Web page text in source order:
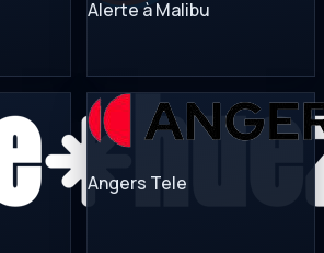
Alerte à Malibu
Angers Tele